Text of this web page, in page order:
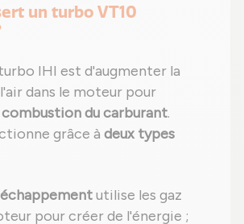
un turbo VT10
IHI est d'augmenter la
dans le moteur pour
combustion du carburant.
grâce à deux types
utilise les gaz
pour créer de l'énergie ;